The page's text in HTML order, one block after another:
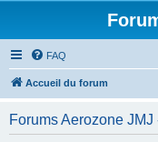
FAQ
Accueil du forum
Forums Aerozone